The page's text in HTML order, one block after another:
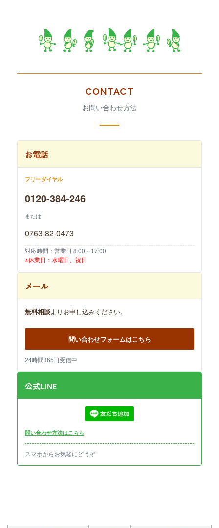
CONTACT
お問い合わせ方法
お電話
フリーダイヤル
0120-384-246
または
0763-82-0473
対応時間：営業日 8:00～17:00
※休業日：水曜日、祝日
メール
無料相談よりお申し込みください。
問い合わせフォームはこちら
24時間365日受信中
公式LINE
問い合わせ方法はこちら
スマホからお気軽にどうぞ